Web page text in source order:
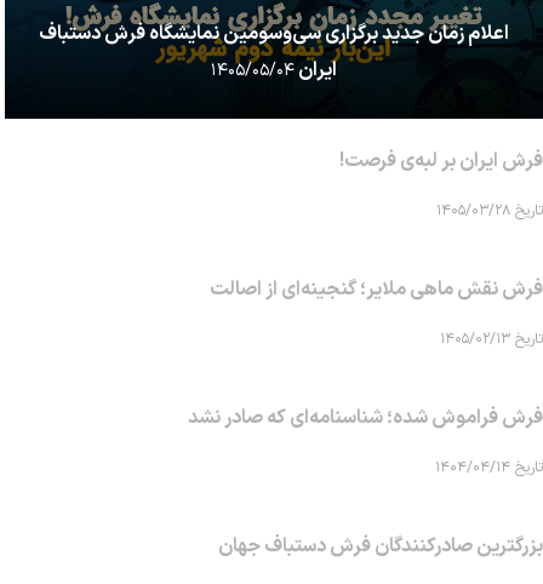
اعلام زمان جدید برگزاری سی‌وسومین نمایشگاه فرش دستباف
ایران۱۴۰۵/۰۵/۰۴
فرش ایران بر لبه‌ی فرصت!
تاریخ ۱۴۰۵/۰۳/۲۸
فرش نقش ماهی‌ ملایر؛ گنجینه‌ای از اصالت
تاریخ ۱۴۰۵/۰۲/۱۳
فرش فراموش شده؛ شناسنامه‌ای که صادر نشد
تاریخ ۱۴۰۴/۰۴/۱۴
بزرگترین صادرکنندگان فرش دستباف جهان